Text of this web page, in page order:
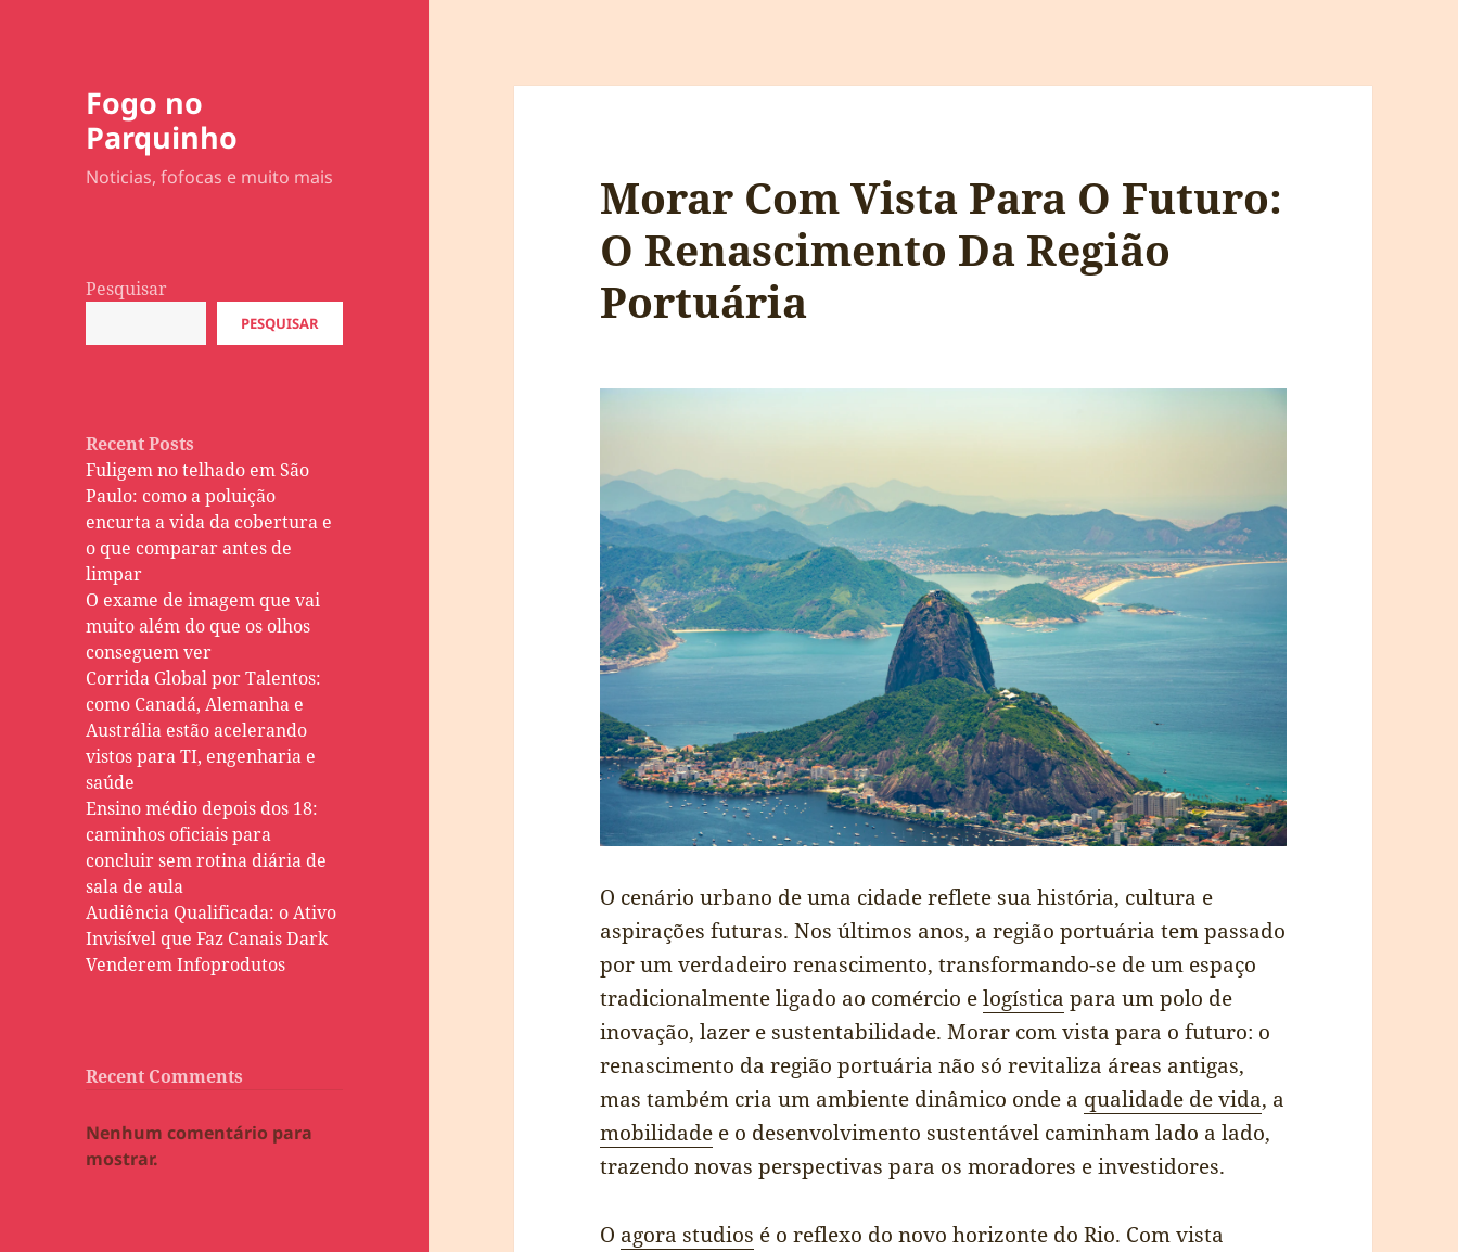
Fogo no
Parquinho
Noticias, fofocas e muito mais
Pesquisar
PESQUISAR
Recent Posts
Fuligem no telhado em São
Paulo: como a poluição
encurta a vida da cobertura e
o que comparar antes de
limpar
O exame de imagem que vai
muito além do que os olhos
conseguem ver
Corrida Global por Talentos:
como Canadá, Alemanha e
Austrália estão acelerando
vistos para TI, engenharia e
saúde
Ensino médio depois dos 18:
caminhos oficiais para
concluir sem rotina diária de
sala de aula
Audiência Qualificada: o Ativo
Invisível que Faz Canais Dark
Venderem Infoprodutos
Recent Comments
Nenhum comentário para
mostrar.
Morar Com Vista Para O Futuro:
O Renascimento Da Região
Portuária
O cenário urbano de uma cidade reflete sua história, cultura e
aspirações futuras. Nos últimos anos, a região portuária tem passado
por um verdadeiro renascimento, transformando-se de um espaço
tradicionalmente ligado ao comércio elogística para um polo de
inovação, lazer e sustentabilidade. Morar com vista para o futuro: o
renascimento da região portuária não só revitaliza áreas antigas,
mas também cria um ambiente dinâmico onde a qualidade de vida, a
mobilidade e o desenvolvimento sustentável caminham lado a lado,
trazendo novas perspectivas para os moradores e investidores.
O agora studios é o reflexo do novo horizonte do Rio. Com vista